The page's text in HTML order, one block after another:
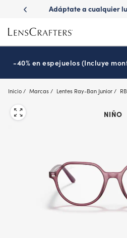
main
content
con
Adáptate a cualquier
-40% en espejuelos (Incluye
Inicio Marcas Lentes Ray-Ban Junior
NIÑO